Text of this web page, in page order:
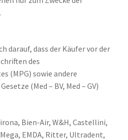
darauf, dass der Käufer vor der
des
(MPG) sowie andere
(Med – BV, Med – GV)
Bien-Air, W&H, Castellini,
EMDA, Ritter, Ultradent,